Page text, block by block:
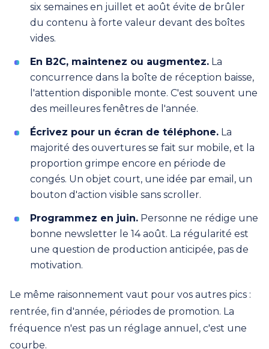
six semaines en juillet et août évite de brûler
du contenu à forte valeur devant des boîtes
vides.
En B2C, maintenez ou augmentez. La
concurrence dans la boîte de réception baisse,
l'attention disponible monte. C'est souvent une
des meilleures fenêtres de l'année.
Écrivez pour un écran de téléphone. La
majorité des ouvertures se fait sur mobile, et la
proportion grimpe encore en période de
congés. Un objet court, une idée par email, un
bouton d'action visible sans scroller.
Programmez en juin. Personne ne rédige une
bonne newsletter le 14 août. La régularité est
une question de production anticipée, pas de
motivation.
Le même raisonnement vaut pour vos autres pics :
rentrée, fin d'année, périodes de promotion. La
fréquence n'est pas un réglage annuel, c'est une
courbe.